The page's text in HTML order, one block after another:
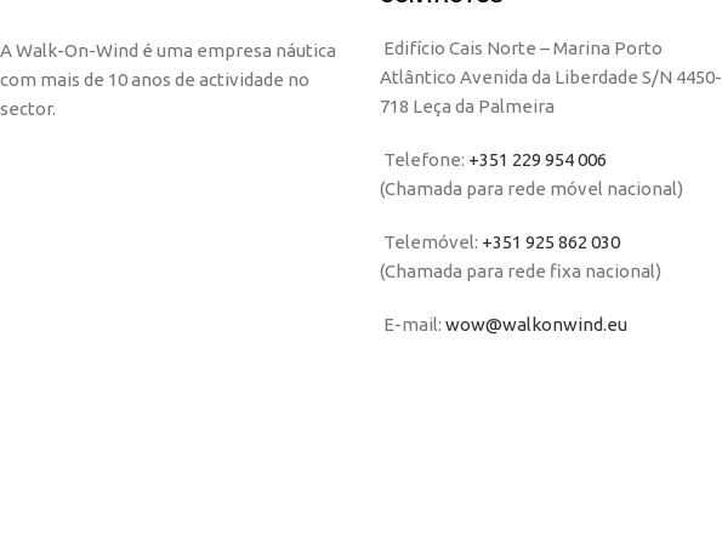
A Walk-On-Wind é uma empresa náutica
com mais de 10 anos de actividade no
sector.
Edifício Cais Norte – Marina Porto
Atlântico Avenida da Liberdade S/N 4450-
718 Leça da Palmeira
Telefone: +351 229 954 006
(Chamada para rede móvel nacional)
Telemóvel: +351 925 862 030
(Chamada para rede fixa nacional)
E-mail: wow@walkonwind.eu